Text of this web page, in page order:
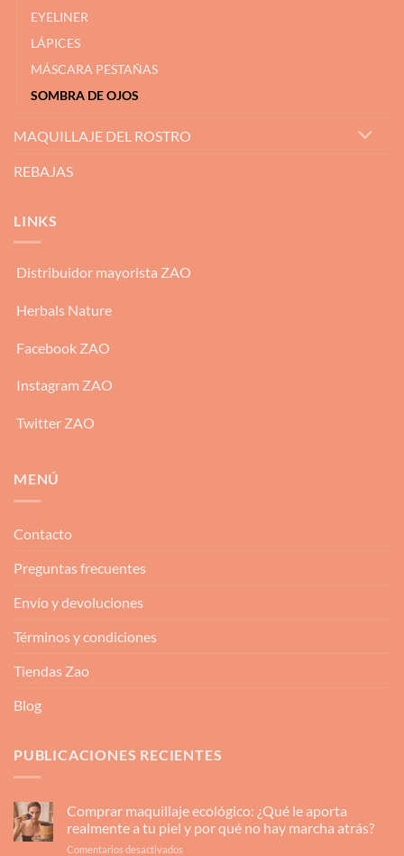
EYELINER
LÁPICES
MÁSCARA PESTAÑAS
SOMBRA DE OJOS
MAQUILLAJE DEL ROSTRO
REBAJAS
LINKS
Distribuidor mayorista ZAO
Herbals Nature
Facebook ZAO
Instagram ZAO
Twitter ZAO
MENÚ
Contacto
Preguntas frecuentes
Envío y devoluciones
Términos y condiciones
Tiendas Zao
Blog
PUBLICACIONES RECIENTES
Comprar maquillaje ecológico: ¿Qué le aporta
realmente a tu piel y por qué no hay marcha atrás?
Comentarios desactivados